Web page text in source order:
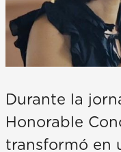
Durante la
Honorable
transformó en